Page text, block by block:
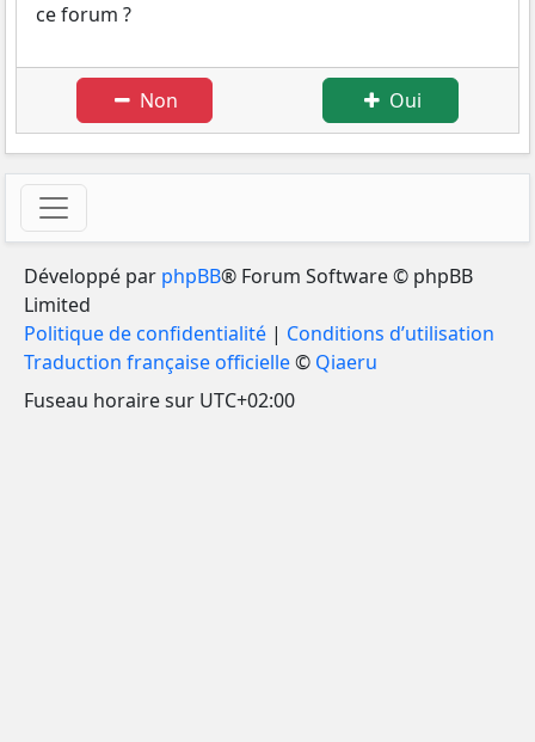
ce forum ?
Non Oui
Développé par phpBB® Forum Software © phpBB
Limited
Politique de confidentialité | Conditions d’utilisation
Traduction française officielle© Qiaeru
Fuseau horaire sur UTC+02:00